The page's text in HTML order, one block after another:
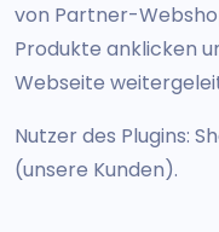
von Partner-
Produkte anklicken
Webseite
Nutzer des Plugins:
(unsere Kunden).